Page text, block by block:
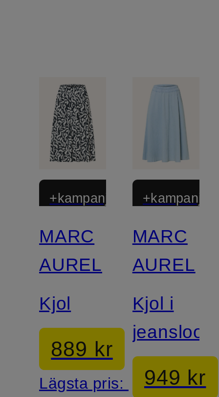
+kampanjrabatt
MARC
AUREL
Kjol
889 kr
Lägsta pris:
MARC
AUREL
Kjol i
jeanslook
949 kr